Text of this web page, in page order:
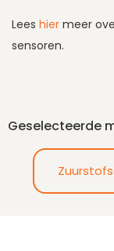
Lees hier meer
sensoren.
Geselecteerde